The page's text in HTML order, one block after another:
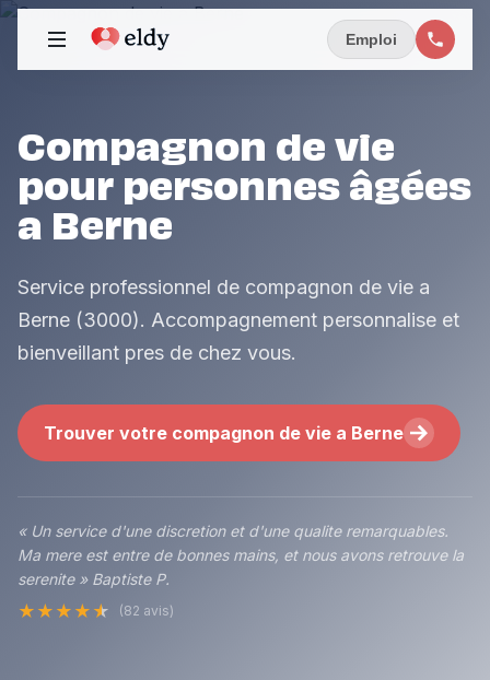
Emploi
Compagnon de vie
pour personnes âgées
a Berne
Service professionnel de compagnon de vie a
Berne (3000). Accompagnement personnalise et
bienveillant pres de chez vous.
Trouver votre compagnon de vie a Berne
« Un service d'une discretion et d'une qualite remarquables.
Ma mere est entre de bonnes mains, et nous avons retrouve la
serenite » Baptiste P.
★ ★ ★ ★ ★ (82 avis)